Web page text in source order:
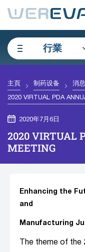
行業
主頁 制药设备 消息
2020 VIRTUAL PDA
2020年7月6日
2020 VIRTUAL
MEETING
Enhancing the
and
Manufacturing
The theme of the